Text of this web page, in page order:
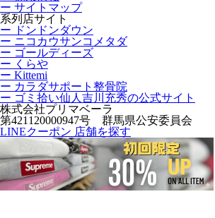
ー サイトマップ
系列店サイト
ー ドンドンダウン
ー ニコカウサンコメタダ
ー ゴールディーズ
ー くらや
ー Kittemi
ー カラダサポート整骨院
ー ゴミ拾い仙人吉川充秀の公式サイト
株式会社プリマベーラ
第421120000947号 群馬県公安委員会
LINEクーポン 店舗を探す